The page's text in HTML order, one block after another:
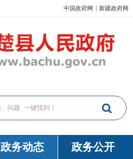
中国政府网 新疆政府网
政务动态
政务公开